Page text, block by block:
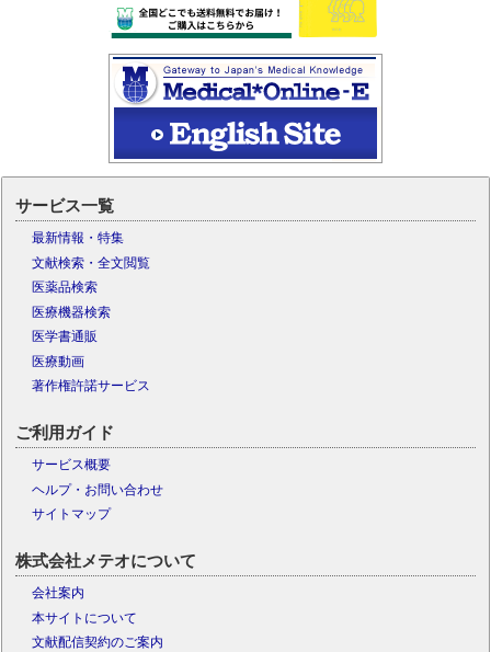
サービス一覧
最新情報・特集
文献検索・全文閲覧
医薬品検索
医療機器検索
医学書通販
医療動画
著作権許諾サービス
ご利用ガイド
サービス概要
ヘルプ・お問い合わせ
サイトマップ
株式会社メテオについて
会社案内
本サイトについて
文献配信契約のご案内